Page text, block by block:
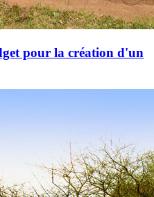
pour la création d'un